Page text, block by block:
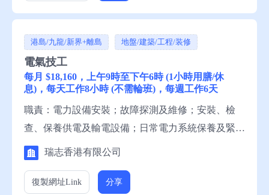
港島/九龍/新界+離島 地盤/建築/工程/装修
電氣技工
每月 $18,160，上午9時至下午6時 (1小時用膳/休
息)，每天工作8小時 (不需輪班)，每週工作6天
職責：電力設備安裝；故障探測及維修；安裝、檢
查、保養供電及輸電設備；日常電力系統保養及緊急
維修；維修電子控制線路。 資歷：中三程度，3年有
知：求職者請聯絡就業中心職員，或電話就業服務熱
瑞志香港有限公司
復製網址Link 分享